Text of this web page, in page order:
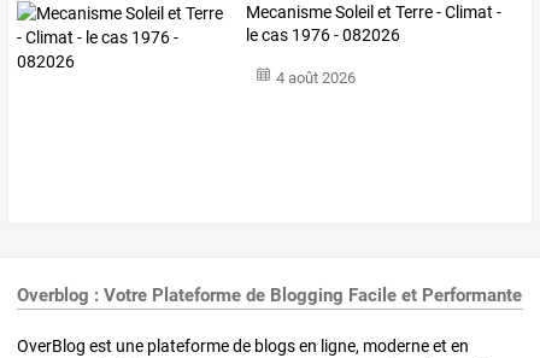
Mecanisme Soleil et Terre - Climat -
le cas 1976 - 082026
4 août 2026
Overblog : Votre Plateforme de Blogging Facile et Performante
OverBlog est une plateforme de blogs en ligne, moderne et en